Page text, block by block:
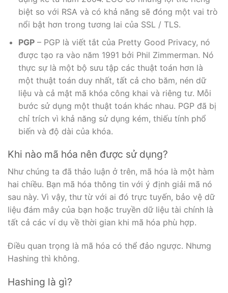
biệt so với RSA và có khả năng sẽ đóng một vai trò
nổi bật hơn trong tương lai của SSL / TLS.
PGP– PGP là viết tắt của Pretty Good Privacy, nó
được tạo ra vào năm 1991 bởi Phil Zimmerman. Nó
thực sự là một bộ sưu tập các thuật toán hơn là
một thuật toán duy nhất, tất cả cho băm, nén dữ
liệu và cả mật mã khóa công khai và riêng tư. Mỗi
bước sử dụng một thuật toán khác nhau. PGP đã bị
chỉ trích vì khả năng sử dụng kém, thiếu tính phổ
biến và độ dài của khóa.
Khi nào mã hóa nên được sử dụng?
Như chúng ta đã thảo luận ở trên, mã hóa là một hàm
hai chiều. Bạn mã hóa thông tin với ý định giải mã nó
sau này. Vì vậy, thư từ với ai đó trực tuyến, bảo vệ dữ
liệu đám mây của bạn hoặc truyền dữ liệu tài chính là
tất cả các ví dụ về thời gian khi mã hóa phù hợp.
Điều quan trọng là mã hóa có thể đảo ngược. Nhưng
Hashing thì không.
Hashing là gì?